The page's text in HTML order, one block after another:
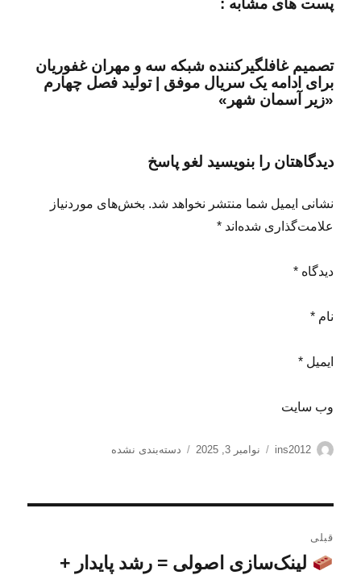
پست های مشابه :
تصمیم غافلگیرکننده شبکه سه و مهران غفوریان
برای ادامه یک سریال موفق | تولید فصل چهارم
«زیر آسمان شهر»
دیدگاهتان را بنویسید لغو پاسخ
نشانی ایمیل شما منتشر نخواهد شد. بخش‌های موردنیاز
علامت‌گذاری شده‌اند *
دیدگاه *
نام *
ایمیل *
وب‌ سایت
نویسنده
ins2012
ارسال
نوامبر 3, 2025 دسته‌ها
دسته‌بندی نشده
نوشته
قبلی
نوشته لینک‌سازی اصولی = رشد پایدار +